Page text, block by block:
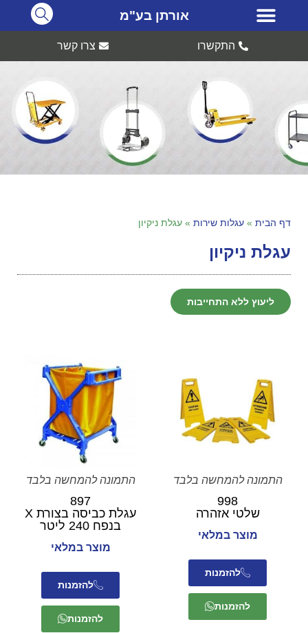
אורתן בע"מ
התקשרו צרו קשר
דף הבית » עגלות שירות » עגלת ניקיון
עגלת ניקיון
ליעוץ ללא התחייבות
התמונה להמחשה בלבד
998
שלטי אזהרה
מוצר במלאי
להזמנות
להזמנות
התמונה להמחשה בלבד
897
עגלת כביסה בצורת X
בנפח 240 ליטר
מוצר במלאי
להזמנות
להזמנות